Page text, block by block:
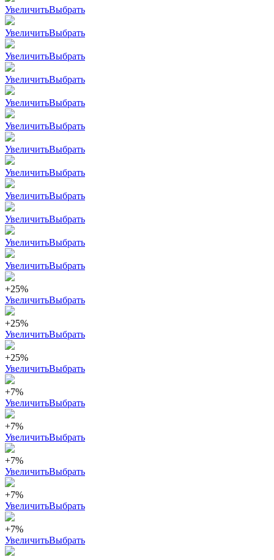
УвеличитьВыбрать
УвеличитьВыбрать
УвеличитьВыбрать
УвеличитьВыбрать
УвеличитьВыбрать
УвеличитьВыбрать
УвеличитьВыбрать
УвеличитьВыбрать
УвеличитьВыбрать
УвеличитьВыбрать
УвеличитьВыбрать
УвеличитьВыбрать
+25%
УвеличитьВыбрать
+25%
УвеличитьВыбрать
+25%
УвеличитьВыбрать
+7%
УвеличитьВыбрать
+7%
УвеличитьВыбрать
+7%
УвеличитьВыбрать
+7%
УвеличитьВыбрать
+7%
УвеличитьВыбрать